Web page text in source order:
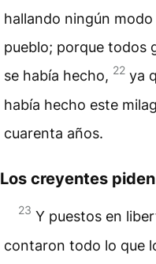
hallando ningún
pueblo; porque todos
se había hecho, 22 ya
había hecho este
cuarenta años.
Los creyentes
23 Y puestos en
contaron todo lo que